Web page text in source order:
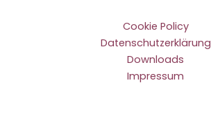
Cookie Policy
Datenschutzerklärung
Downloads
Impressum